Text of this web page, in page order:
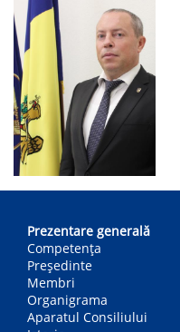
navigation
Prezentare generală
Competența
Președinte
Membri
Organigrama
Aparatul Consiliului